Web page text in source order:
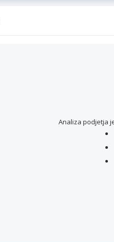
Analiza podjetja